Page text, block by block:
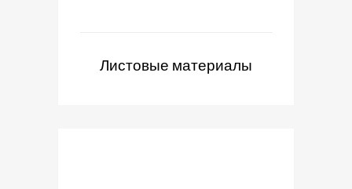
Листовые материалы